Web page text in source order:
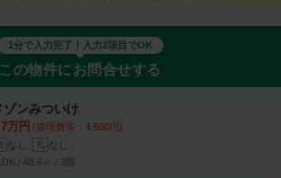
1分で入力完了！入力2項目でOK
この物件にお問合せする
ゾンみついけ
万円 (管理費等：4,500円)
なし 礼 なし
/ 48.6㎡ / 3階